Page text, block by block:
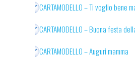
CARTAMODELLO – Ti voglio bene
CARTAMODELLO – Buona festa
CARTAMODELLO – Auguri mamma